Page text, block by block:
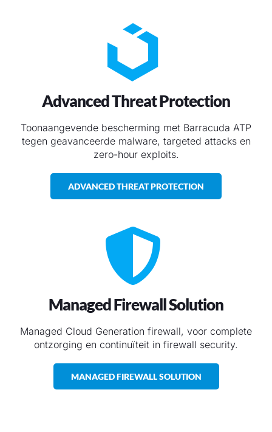
Advanced Threat Protection
Toonaangevende bescherming met Barracuda ATP
tegen geavanceerde malware, targeted attacks en
zero-hour exploits.
ADVANCED THREAT PROTECTION
Managed Firewall Solution
Managed Cloud Generation firewall, voor complete
ontzorging en continuïteit in firewall security.
MANAGED FIREWALL SOLUTION